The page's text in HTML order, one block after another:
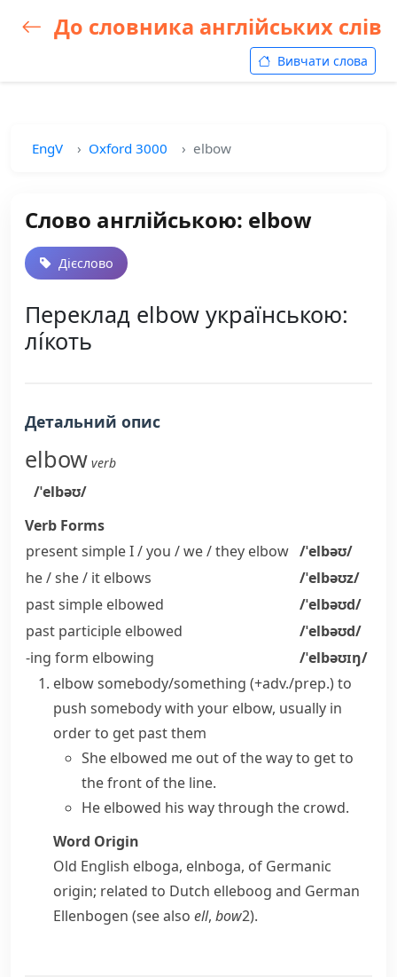
До словника англійських слів
Вивчати слова
EngV Oxford 3000 elbow
Слово англійською: elbow
Дієслово
Переклад elbow українською:
лі́коть
Детальний опис
elbow verb
/ˈelbəʊ/
Verb Forms
present simple I / you / we / they elbow /ˈelbəʊ/
he / she / it elbows
/ˈelbəʊz/
past simple elbowed
/ˈelbəʊd/
past participle elbowed
/ˈelbəʊd/
-ing form elbowing
/ˈelbəʊɪŋ/
elbow somebody/something (+adv./prep.)to
push somebody with your elbow, usually in
order to get past them
She elbowed me out of the way to get to
the front of the line.
He elbowed his waythrough the crowd.
Word Origin
Old English elboga, elnboga, of Germanic
origin; related to Dutch elleboog and German
Ellenbogen (see also ell, bow2).